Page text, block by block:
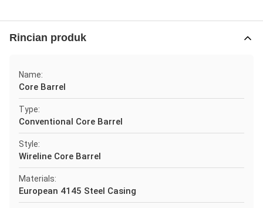
Rincian produk
Name:
Core Barrel
Type:
Conventional Core Barrel
Style:
Wireline Core Barrel
Materials:
European 4145 Steel Casing